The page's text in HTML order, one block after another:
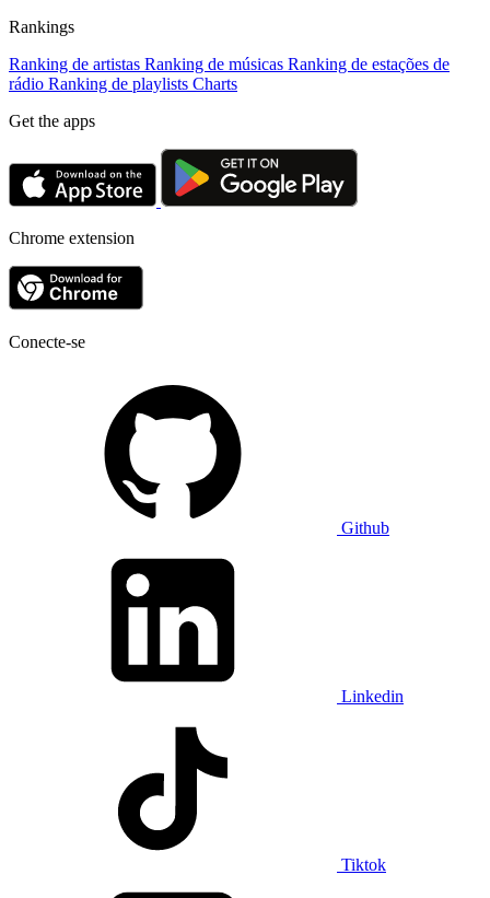
Rankings
Ranking de artistas Ranking de músicas Ranking de estações de
rádio Ranking de playlists Charts
Get the apps
Chrome extension
Conecte-se
Github
Linkedin
Tiktok